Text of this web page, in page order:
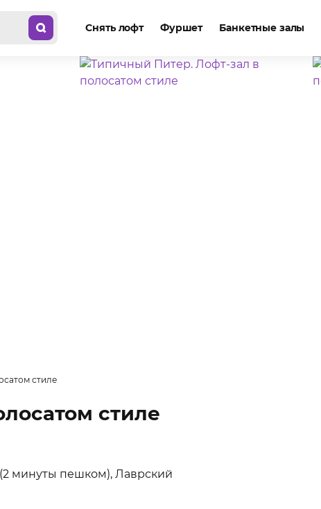
Снять лофт Фуршет Банкетные залы
стиле
стиле
минуты пешком), Лаврский